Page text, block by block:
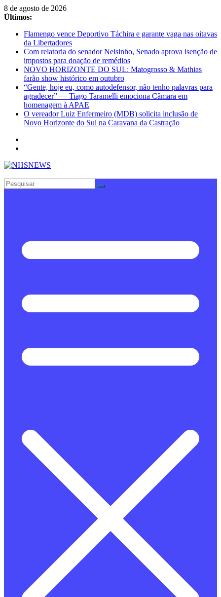
Pular
para
conteúdo
8 de agosto de 2026
Últimos:
Flamengo vence Deportivo Táchira e garante vaga nas oitavas
da Libertadores
Com relatoria do senador Nelsinho, Senado aprova isenção de
impostos para doação de remédios
NOVO HORIZONTE DO SUL: Matogrosso & Mathias
farão show histórico em outubro
“Gente, hoje eu, como autodefensor, não tenho palavras para
agradecer” — Tiago Taramelli emociona Câmara em
homenagem à APAE
O vereador Luiz Enfermeiro (MDB) solicita inclusão de
Novo Horizonte do Sul na Caravana da Castração